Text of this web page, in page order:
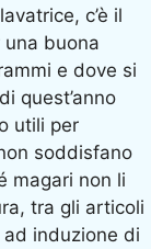
c’è il
buona
e dove si
quest’anno
utili per
soddisfano
magari non li
tra gli articoli
ad induzione di